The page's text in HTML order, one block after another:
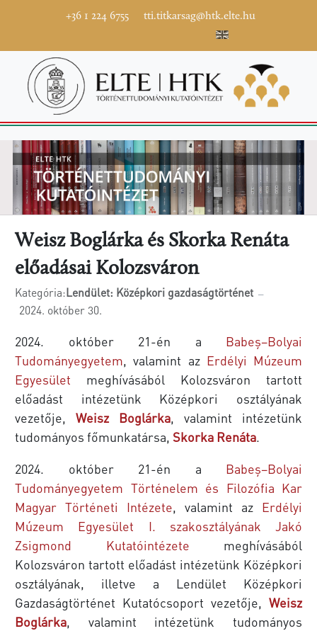
+36 1 224 6755 tti.titkarsag@htk.elte.hu
Weisz Boglárka és Skorka Renáta
előadásai Kolozsváron
Kategória:Lendület: Középkori gazdaságtörténet
2024. október 30.
2024. október 21-én a Babeş–Bolyai
Tudományegyetem, valamint az Erdélyi Múzeum
Egyesület meghívásából Kolozsváron tartott
előadást intézetünk Középkori osztályának
vezetője, Weisz Boglárka, valamint intézetünk
tudományos főmunkatársa, Skorka Renáta.
2024. október 21-én a Babeş–Bolyai
Tudományegyetem Történelem és Filozófia Kar
Magyar Történeti Intézete, valamint az Erdélyi
Múzeum Egyesület I. szakosztályának Jakó
Zsigmond Kutatóintézete meghívásából
Kolozsváron tartott előadást intézetünk Középkori
osztályának, illetve a Lendület Középkori
Gazdaságtörténet Kutatócsoport vezetője, Weisz
Boglárka, valamint intézetünk tudományos